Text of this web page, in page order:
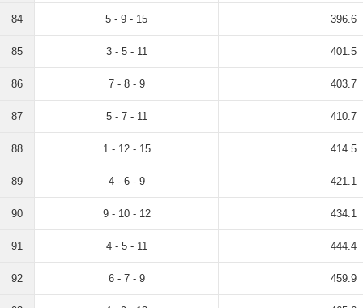
84 5 - 9 - 15 396.6
85 3 - 5 - 11 401.5
86 7 - 8 - 9 403.7
87 5 - 7 - 11 410.7
88 1 - 12 - 15 414.5
89 4 - 6 - 9 421.1
90 9 - 10 - 12 434.1
91 4 - 5 - 11 444.4
92 6 - 7 - 9 459.9